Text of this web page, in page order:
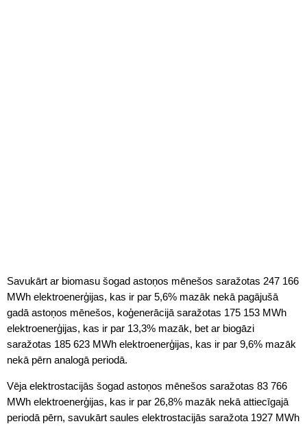
Savukārt ar biomasu šogad astoņos mēnešos saražotas 247 166
MWh elektroenerģijas, kas ir par 5,6% mazāk nekā pagājušā
gadā astoņos mēnešos, koģenerācijā saražotas 175 153 MWh
elektroenerģijas, kas ir par 13,3% mazāk, bet ar biogāzi
saražotas 185 623 MWh elektroenerģijas, kas ir par 9,6% mazāk
nekā pērn analogā periodā.
Vēja elektrostacijās šogad astoņos mēnešos saražotas 83 766
MWh elektroenerģijas, kas ir par 26,8% mazāk nekā attiecīgajā
periodā pērn, savukārt saules elektrostacijās saražota 1927 MWh